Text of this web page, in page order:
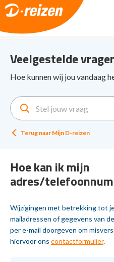
2. Paste this code immediately
Veelgestelde
Hoe kunnen wij jou vandaag
Terug naar Mijn D-reizen
Hoe kan ik mijn
adres/
Wijzigingen met betrekking tot
mailadressen of gegevens van
per e-mail doorgeven om
hiervoor ons contactformulier.